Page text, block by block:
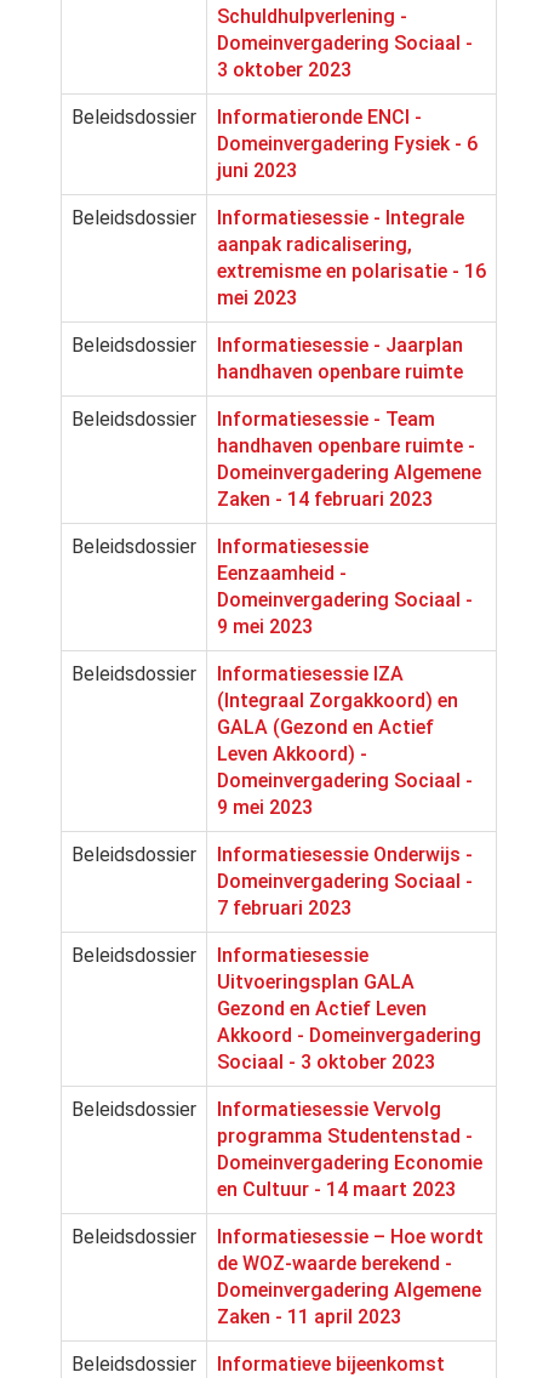
Schuldhulpverlening -
Domeinvergadering Sociaal -
3 oktober 2023
Beleidsdossier
Informatieronde ENCI -
Domeinvergadering Fysiek - 6
juni 2023
Beleidsdossier
Informatiesessie - Integrale
aanpak radicalisering,
extremisme en polarisatie - 16
mei 2023
Beleidsdossier
Informatiesessie - Jaarplan
handhaven openbare ruimte
Beleidsdossier
Informatiesessie - Team
handhaven openbare ruimte -
Domeinvergadering Algemene
Zaken - 14 februari 2023
Beleidsdossier
Informatiesessie
Eenzaamheid -
Domeinvergadering Sociaal -
9 mei 2023
Beleidsdossier
Informatiesessie IZA
(Integraal Zorgakkoord) en
GALA (Gezond en Actief
Leven Akkoord) -
Domeinvergadering Sociaal -
9 mei 2023
Beleidsdossier
Informatiesessie Onderwijs -
Domeinvergadering Sociaal -
7 februari 2023
Beleidsdossier
Informatiesessie
Uitvoeringsplan GALA
Gezond en Actief Leven
Akkoord - Domeinvergadering
Sociaal - 3 oktober 2023
Beleidsdossier
Informatiesessie Vervolg
programma Studentenstad -
Domeinvergadering Economie
en Cultuur - 14 maart 2023
Beleidsdossier
Informatiesessie – Hoe wordt
de WOZ-waarde berekend -
Domeinvergadering Algemene
Zaken - 11 april 2023
Beleidsdossier
Informatieve bijeenkomst